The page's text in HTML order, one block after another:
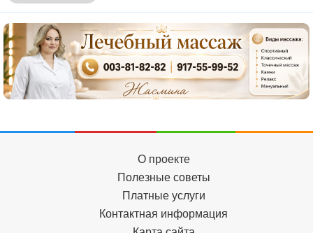
О проекте
Полезные советы
Платные услуги
Контактная информация